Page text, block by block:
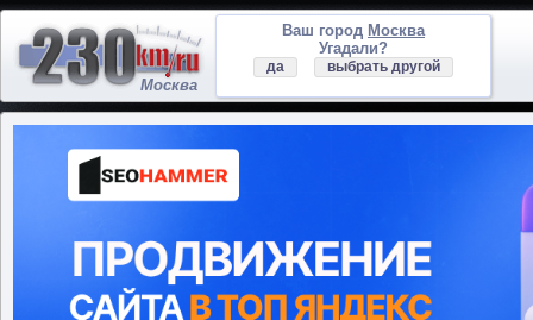
Москва
Ваш город Москва
Угадали?
да выбрать другой